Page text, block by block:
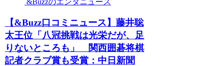
&Buzzのエンタニュース
【&Buzz口コミニュース】藤井聡
太王位「八冠挑戦は光栄だが、足
りないところも」 関西囲碁将棋
記者クラブ賞も受賞：中日新聞